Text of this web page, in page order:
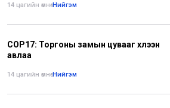
14 цагийн өмнө•Нийгэм
COP17: Торгоны замын цувааг хүлээн
авлаа
14 цагийн өмнө•Нийгэм